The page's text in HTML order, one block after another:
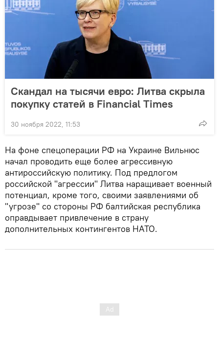
Скандал на тысячи евро: Литва скрыла
покупку статей в Financial Times
30 ноября 2022, 11:53
На фоне спецоперации РФ на Украине Вильнюс
начал проводить еще более агрессивную
антироссийскую политику. Под предлогом
российской "агрессии" Литва наращивает военный
потенциал, кроме того, своими заявлениями об
"угрозе" со стороны РФ балтийская республика
оправдывает привлечение в страну
дополнительных контингентов НАТО.